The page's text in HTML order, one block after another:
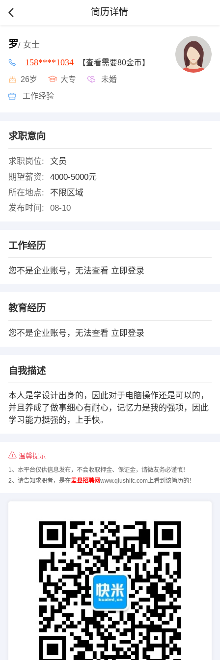
简历详情
罗/ 女士
158****1034 【查看需要80金币】
26岁 大专 未婚
工作经验
求职意向
求职岗位:
文员
期望薪资:
4000-5000元
所在地点:
不限区域
发布时间:
08-10
工作经历
您不是企业账号，无法查看 立即登录
教育经历
您不是企业账号，无法查看 立即登录
自我描述
本人是学设计出身的，因此对于电脑操作还是可以的，
并且养成了做事细心有耐心，记忆力是我的强项，因此
学习能力挺强的，上手快。
温馨提示
1、本平台仅供信息发布，不会收取押金、保证金，请微友务必谨慎！
2、请告知求职者，是在盂县招聘网www.qiushifc.com上看到该简历的！